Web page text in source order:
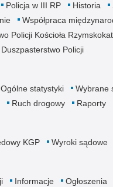
Policja w III RP Historia
Współpraca
Policji Kościoła
Duszpasterstwo Policji
Ogólne statystyki
Wybrane
Ruch drogowy Raporty
KGP Wyroki sądowe
Informacje Ogłoszenia